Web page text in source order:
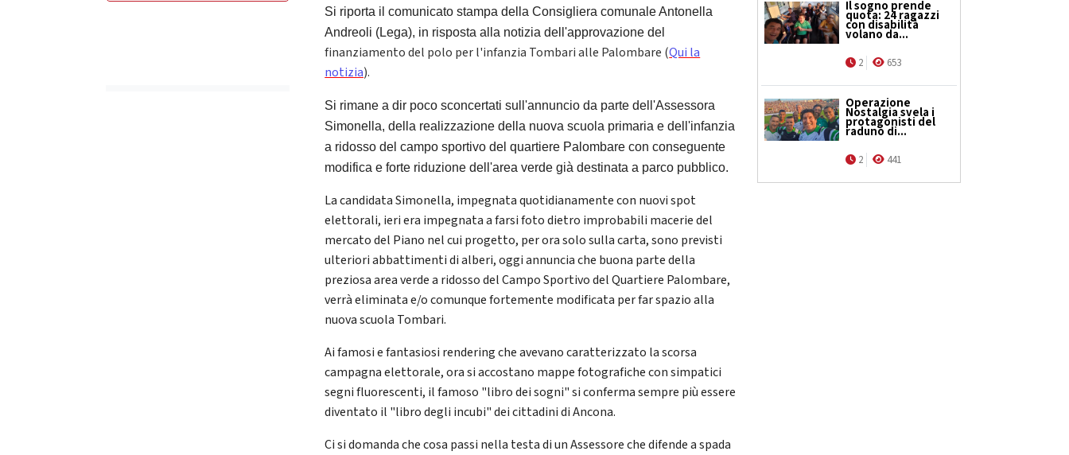
Si riporta il comunicato stampa della Consigliera comunale Antonella
Andreoli (Lega), in risposta alla notizia dell'approvazione del
finanziamento del polo per l'infanzia Tombari alle Palombare (Qui la
notizia).
Si rimane a dir poco sconcertati sull'annuncio da parte dell'Assessora
Simonella, della realizzazione della nuova scuola primaria e dell'infanzia
a ridosso del campo sportivo del quartiere Palombare con conseguente
modifica e forte riduzione dell'area verde già destinata a parco pubblico.
La candidata Simonella, impegnata quotidianamente con nuovi spot
elettorali, ieri era impegnata a farsi foto dietro improbabili macerie del
mercato del Piano nel cui progetto, per ora solo sulla carta, sono previsti
ulteriori abbattimenti di alberi, oggi annuncia che buona parte della
preziosa area verde a ridosso del Campo Sportivo del Quartiere Palombare,
verrà eliminata e/o comunque fortemente modificata per far spazio alla
nuova scuola Tombari.
Ai famosi e fantasiosi rendering che avevano caratterizzato la scorsa
campagna elettorale, ora si accostano mappe fotografiche con simpatici
segni fluorescenti, il famoso "libro dei sogni" si conferma sempre più essere
diventato il "libro degli incubi" dei cittadini di Ancona.
Ci si domanda che cosa passi nella testa di un Assessore che difende a spada
Il sogno prende
quota: 24 ragazzi
con disabilità
volano da...
2 653
Operazione
Nostalgia svela i
protagonisti del
raduno di...
2 441